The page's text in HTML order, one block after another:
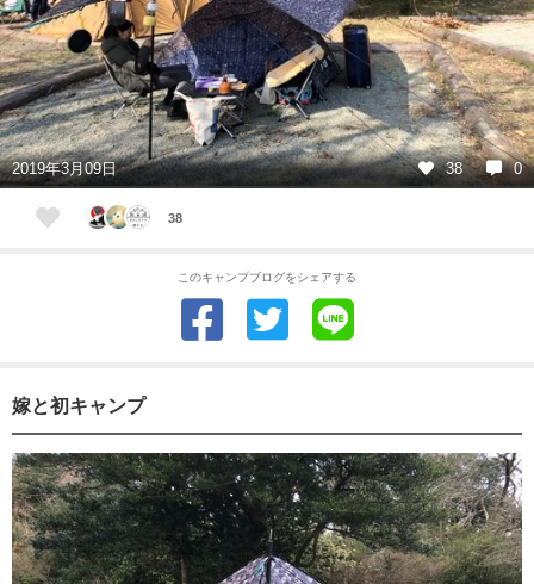
2019年3月09日 38 0
38
このキャンプブログをシェアする
嫁と初キャンプ